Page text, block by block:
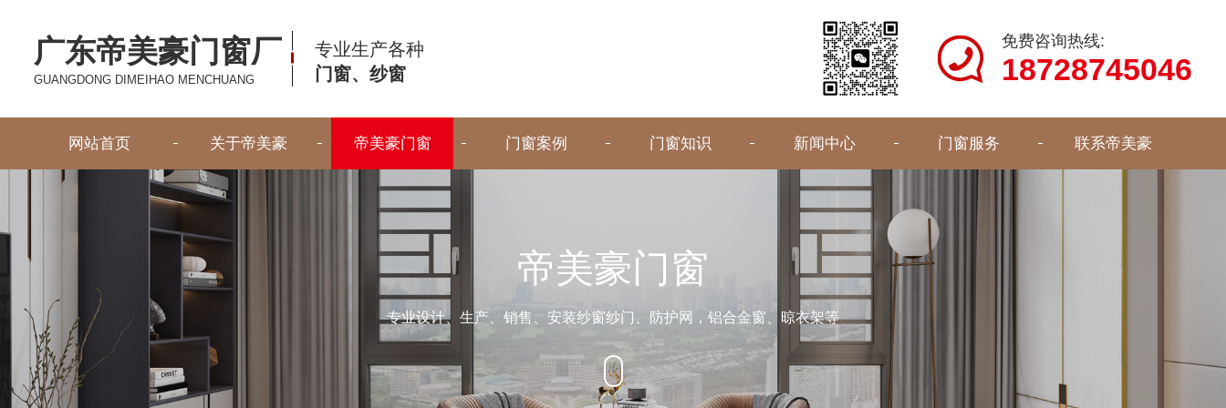
广东帝美豪门窗厂
GUANGDONG DIMEIHAO MENCHUANG
专业生产各种
门窗、纱窗
免费咨询热线:
18728745046
网站首页 关于帝美豪 帝美豪门窗 门窗案例 门窗知识 新闻中心 门窗服务 联系帝美豪
帝美豪门窗
专业设计、生产、销售、安装纱窗纱门、防护网，铝合金窗、晾衣架等